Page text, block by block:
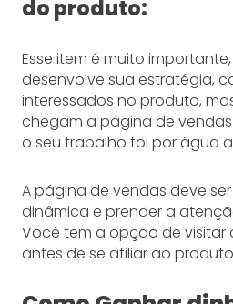
do produto:
Esse item é muito
desenvolve sua estratégia,
interessados no produto,
chegam a página de
o seu trabalho foi por água
A página de vendas deve
dinâmica e prender a
Você tem a opção de visitar
antes de se afiliar ao